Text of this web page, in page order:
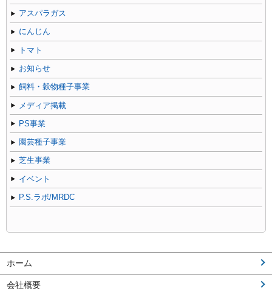
アスパラガス
にんじん
トマト
お知らせ
飼料・穀物種子事業
メディア掲載
PS事業
園芸種子事業
芝生事業
イベント
P.S.ラボ/MRDC
ホーム
会社概要